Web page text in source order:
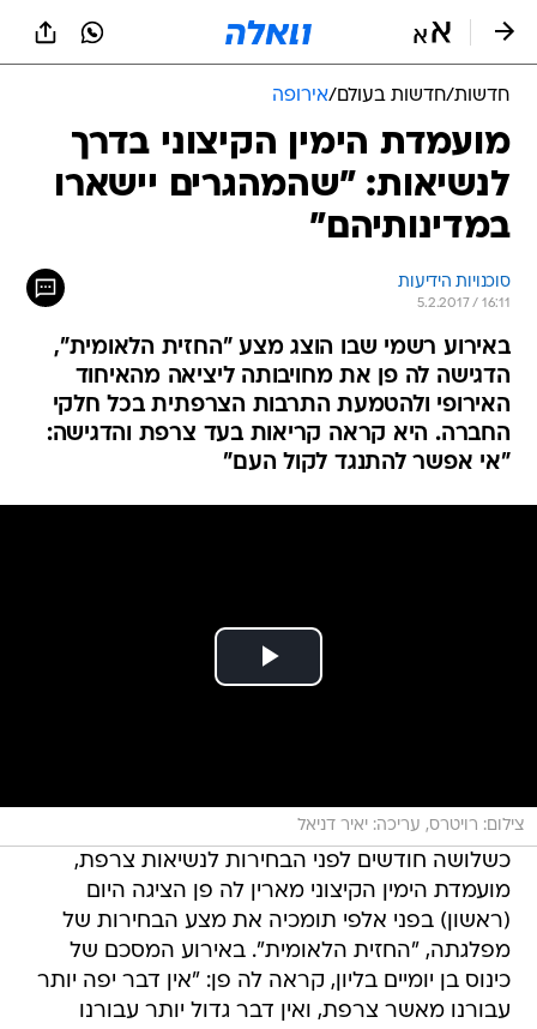
חדשות/חדשות בעולם/אירופה
מועמדת הימין הקיצוני בדרך
לנשיאות: "שהמהגרים יישארו
במדינותיהם"
סוכנויות הידיעות
5.2.2017 / 16:11
באירוע רשמי שבו הוצג מצע "החזית הלאומית",
הדגישה לה פן את מחויבותה ליציאה מהאיחוד
האירופי ולהטמעת התרבות הצרפתית בכל חלקי
החברה. היא קראה קריאות בעד צרפת והדגישה:
"אי אפשר להתנגד לקול העם"
צילום: רויטרס, עריכה: יאיר דניאל
כשלושה חודשים לפני הבחירות לנשיאות צרפת,
מועמדת הימין הקיצוני מארין לה פן הציגה היום
(ראשון) בפני אלפי תומכיה את מצע הבחירות של
מפלגתה, "החזית הלאומית". באירוע המסכם של
כינוס בן יומיים בליון, קראה לה פן: "אין דבר יפה יותר
עבורנו מאשר צרפת, ואין דבר גדול יותר עבורנו